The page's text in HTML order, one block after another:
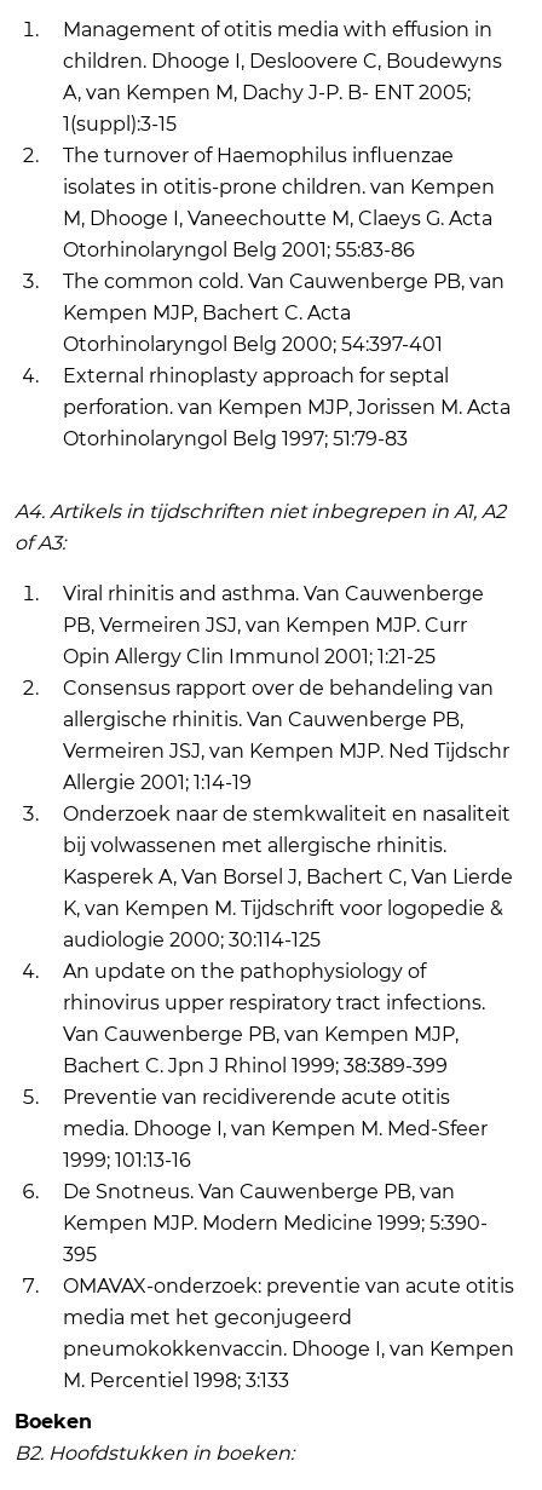
Management of otitis media with effusion in
children. Dhooge I, Desloovere C, Boudewyns
A, van Kempen M, Dachy J-P. B- ENT 2005;
1(suppl):3-15
The turnover of Haemophilus influenzae
isolates in otitis-prone children. van Kempen
M, Dhooge I, Vaneechoutte M, Claeys G. Acta
Otorhinolaryngol Belg 2001; 55:83-86
The common cold. Van Cauwenberge PB, van
Kempen MJP, Bachert C. Acta
Otorhinolaryngol Belg 2000; 54:397-401
External rhinoplasty approach for septal
perforation. van Kempen MJP, Jorissen M. Acta
Otorhinolaryngol Belg 1997; 51:79-83
A4. Artikels in tijdschriften niet inbegrepen in A1, A2
of A3:
Viral rhinitis and asthma. Van Cauwenberge
PB, Vermeiren JSJ, van Kempen MJP. Curr
Opin Allergy Clin Immunol 2001; 1:21-25
Consensus rapport over de behandeling van
allergische rhinitis. Van Cauwenberge PB,
Vermeiren JSJ, van Kempen MJP. Ned Tijdschr
Allergie 2001; 1:14-19
Onderzoek naar de stemkwaliteit en nasaliteit
bij volwassenen met allergische rhinitis.
Kasperek A, Van Borsel J, Bachert C, Van Lierde
K, van Kempen M. Tijdschrift voor logopedie &
audiologie 2000; 30:114-125
An update on the pathophysiology of
rhinovirus upper respiratory tract infections.
Van Cauwenberge PB, van Kempen MJP,
Bachert C. Jpn J Rhinol 1999; 38:389-399
Preventie van recidiverende acute otitis
media. Dhooge I, van Kempen M. Med-Sfeer
1999; 101:13-16
De Snotneus. Van Cauwenberge PB, van
Kempen MJP. Modern Medicine 1999; 5:390-
395
OMAVAX-onderzoek: preventie van acute otitis
media met het geconjugeerd
pneumokokkenvaccin. Dhooge I, van Kempen
M. Percentiel 1998; 3:133
Boeken
B2. Hoofdstukken in boeken: